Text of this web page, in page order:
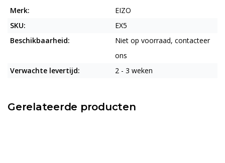
Merk:
EIZO
SKU:
EX5
Beschikbaarheid:
Niet op voorraad, contacteer
ons
Verwachte levertijd:
2 - 3 weken
Gerelateerde producten